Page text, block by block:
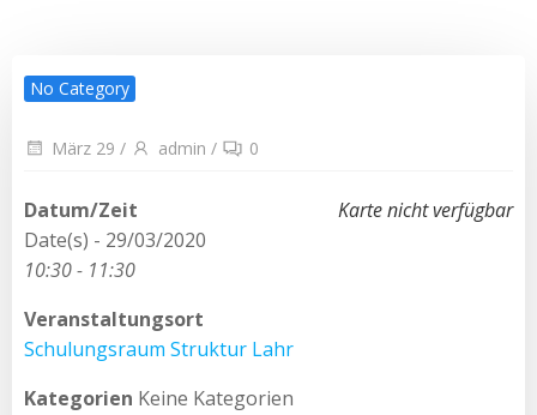
No Category
März 29 / admin / 0
Karte nicht verfügbar
Datum/Zeit
Date(s) - 29/03/2020
10:30 - 11:30
Veranstaltungsort
Schulungsraum Struktur Lahr
Kategorien Keine Kategorien